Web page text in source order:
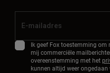
Ik geef Fox toestemming om
mij commerciële
overeenstemming met het
kunnen altijd weer